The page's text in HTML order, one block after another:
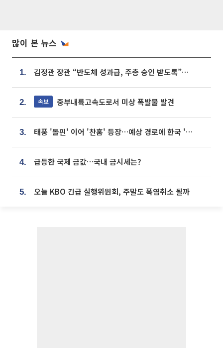
많이 본 뉴스
1. 김정관 장관 “반도체 성과급, 주총 승인 받도록”…상법·자본시장법 개정 시사
2. 속보 중부내륙고속도로서 미상 폭발물 발견
3. 태풍 '돌핀' 이어 '찬홈' 등장…예상 경로에 한국 '한숨'
4. 급등한 국제 금값…국내 금시세는?
5. 오늘 KBO 긴급 실행위원회, 주말도 폭염취소 될까